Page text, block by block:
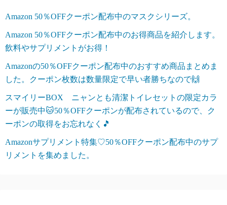
Amazon 50％OFFクーポン配布中のマスクシリーズ。
Amazon 50％OFFクーポン配布中のお得商品を紹介します。
飲料やサプリメントがお得！
Amazonの50％OFFクーポン配布中のおすすめ商品まとめま
した。クーポン枚数は数量限定で早い者勝ちなので🙌
スマイリーBOX ニャンとも清潔トイレセットの限定カラ
ーが販売中🐱50％OFFクーポンが配布されているので、ク
ーポンの取得をお忘れなく🎵
Amazonサプリメント特集♡50％OFFクーポン配布中のサプ
リメントを集めました。